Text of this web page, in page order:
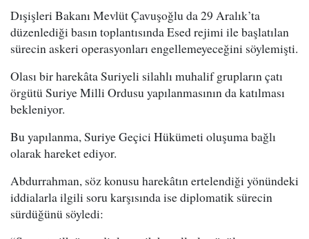
Dışişleri Bakanı Mevlüt Çavuşoğlu da 29 Aralık’ta
düzenlediği basın toplantısında Esed rejimi ile başlatılan
sürecin askeri operasyonları engellemeyeceğini söylemişti.
Olası bir harekâta Suriyeli silahlı muhalif grupların çatı
örgütü Suriye Milli Ordusu yapılanmasının da katılması
bekleniyor.
Bu yapılanma, Suriye Geçici Hükümeti oluşuma bağlı
olarak hareket ediyor.
Abdurrahman, söz konusu harekâtın ertelendiği yönündeki
iddialarla ilgili soru karşısında ise diplomatik sürecin
sürdüğünü söyledi: